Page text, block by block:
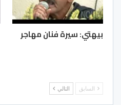
بيهتي: سيرة فنان مهاجر
السابق التالي